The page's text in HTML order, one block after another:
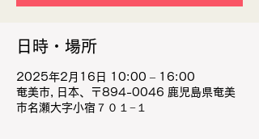
日時・場所
2025年2月16日 10:00 – 16:00
奄美市, 日本、〒894-0046 鹿児島県奄美
市名瀬大字小宿７０１−１